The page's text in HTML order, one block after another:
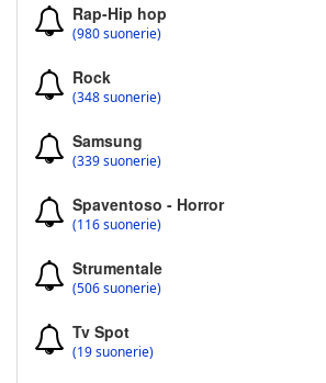
Rap-Hip hop
(980 suonerie)
Rock
(348 suonerie)
Samsung
(339 suonerie)
Spaventoso - Horror
(116 suonerie)
Strumentale
(506 suonerie)
Tv Spot
(19 suonerie)